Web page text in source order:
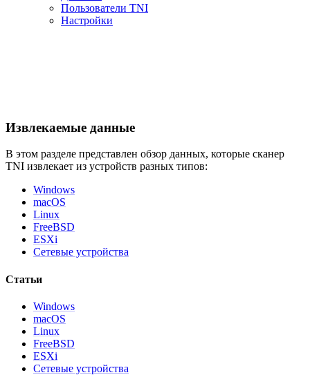
Пользователи TNI
Настройки
Извлекаемые данные
В этом разделе представлен обзор данных, которые сканер
TNI извлекает из устройств разных типов:
Windows
macOS
Linux
FreeBSD
ESXi
Сетевые устройства
Статьи
Windows
macOS
Linux
FreeBSD
ESXi
Сетевые устройства